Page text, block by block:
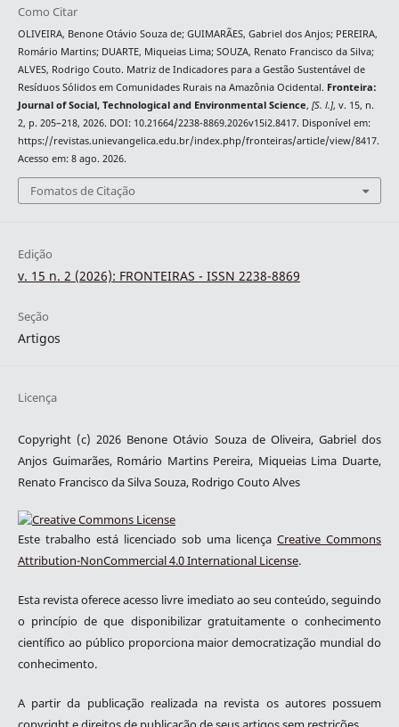
Como Citar
OLIVEIRA, Benone Otávio Souza de; GUIMARÃES, Gabriel dos Anjos; PEREIRA,
Romário Martins; DUARTE, Miqueias Lima; SOUZA, Renato Francisco da Silva;
ALVES, Rodrigo Couto. Matriz de Indicadores para a Gestão Sustentável de
Resíduos Sólidos em Comunidades Rurais na Amazônia Ocidental. Fronteira:
Journal of Social, Technological and Environmental Science, [S. l.], v. 15, n.
2, p. 205–218, 2026. DOI: 10.21664/2238-8869.2026v15i2.8417. Disponível em:
https://revistas.unievangelica.edu.br/index.php/fronteiras/article/view/8417.
Acesso em: 8 ago. 2026.
Fomatos de Citação
Edição
v. 15 n. 2 (2026): FRONTEIRAS - ISSN 2238-8869
Seção
Artigos
Licença
Copyright (c) 2026 Benone Otávio Souza de Oliveira, Gabriel dos
Anjos Guimarães, Romário Martins Pereira, Miqueias Lima Duarte,
Renato Francisco da Silva Souza, Rodrigo Couto Alves
Este trabalho está licenciado sob uma licençaCreative Commons
Attribution-NonCommercial 4.0 International License.
Esta revista oferece acesso livre imediato ao seu conteúdo, seguindo
o princípio de que disponibilizar gratuitamente o conhecimento
científico ao público proporciona maior democratização mundial do
conhecimento.
A partir da publicação realizada na revista os autores possuem